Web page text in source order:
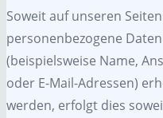
Soweit auf unseren Seiten
personenbezogene Daten
(beispielsweise Name,
oder E-Mail-Adressen)
werden, erfolgt dies